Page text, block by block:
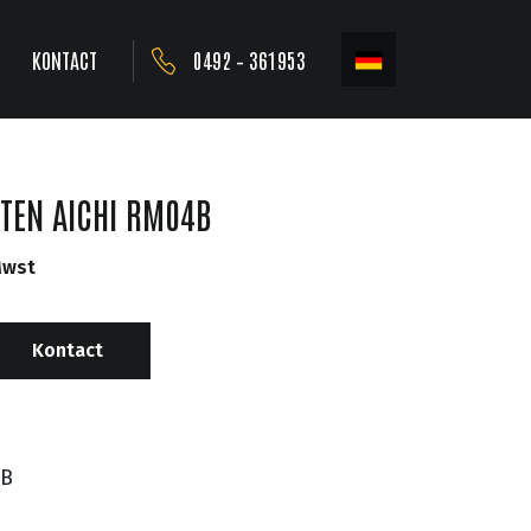
KONTACT 0492 – 361953
AICHI RM04B
Kontact